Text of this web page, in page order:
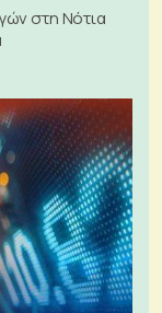
στη Νότια